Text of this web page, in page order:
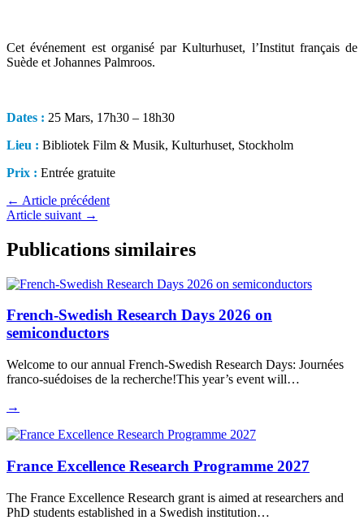
Cet événement est organisé par Kulturhuset, l’Institut français de
Suède et Johannes Palmroos.
Dates : 25 Mars, 17h30 – 18h30
Lieu : Bibliotek Film & Musik, Kulturhuset, Stockholm
Prix : Entrée gratuite
← Article précédent
Article suivant →
Publications similaires
French-Swedish Research Days 2026 on
semiconductors
Welcome to our annual French-Swedish Research Days: Journées
franco-suédoises de la recherche!This year’s event will…
→
France Excellence Research Programme 2027
The France Excellence Research grant is aimed at researchers and
PhD students established in a Swedish institution…